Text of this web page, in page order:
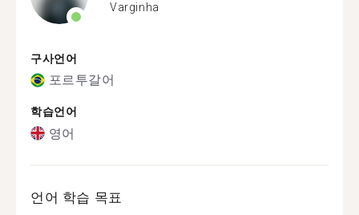
Varginha
구사언어
포르투갈어
학습언어
영어
언어 학습 목표